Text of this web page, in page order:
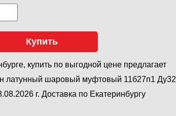
Купить
купить по выгодной цене предлагает
латунный шаровый муфтовый 11б27п1 Ду32
г. Доставка по Екатеринбургу